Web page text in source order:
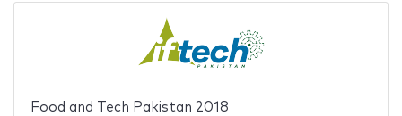
Food and Tech Pakistan 2018